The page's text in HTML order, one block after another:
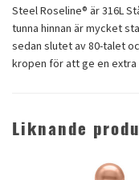
Steel Roseline® är 316L
tunna hinnan är mycket
sedan slutet av 80-talet
kropen för att ge en
Liknande